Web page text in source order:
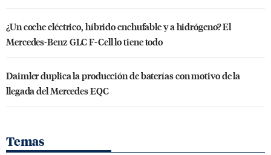
¿Un coche eléctrico, híbrido enchufable y a hidrógeno? El
Mercedes-Benz GLC F-Cell lo tiene todo
Daimler duplica la producción de baterías con motivo de la
llegada del Mercedes EQC
Temas